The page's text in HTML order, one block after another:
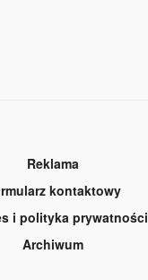
Reklama
kontaktowy
i polityka prywatności
Archiwum